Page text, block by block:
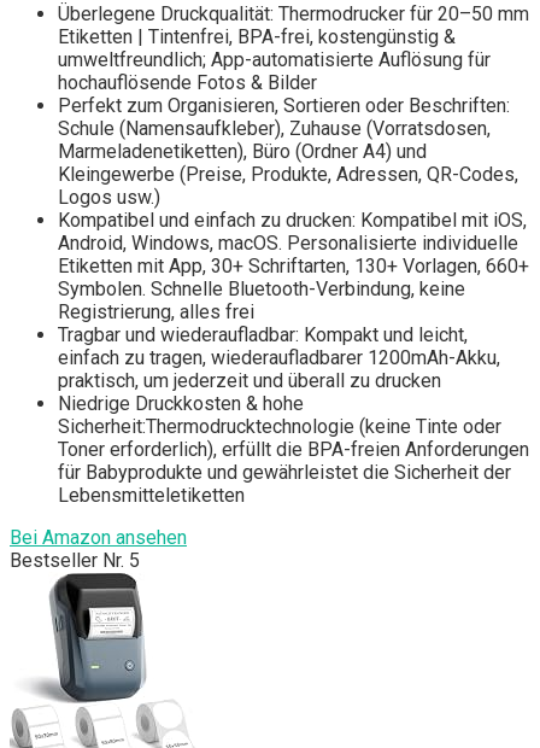
Überlegene Druckqualität: Thermodrucker für 20–50 mm
Etiketten | Tintenfrei, BPA-frei, kostengünstig &
umweltfreundlich; App-automatisierte Auflösung für
hochauflösende Fotos & Bilder
Perfekt zum Organisieren, Sortieren oder Beschriften:
Schule (Namensaufkleber), Zuhause (Vorratsdosen,
Marmeladenetiketten), Büro (Ordner A4) und
Kleingewerbe (Preise, Produkte, Adressen, QR-Codes,
Logos usw.)
Kompatibel und einfach zu drucken: Kompatibel mit iOS,
Android, Windows, macOS. Personalisierte individuelle
Etiketten mit App, 30+ Schriftarten, 130+ Vorlagen, 660+
Symbolen. Schnelle Bluetooth-Verbindung, keine
Registrierung, alles frei
Tragbar und wiederaufladbar: Kompakt und leicht,
einfach zu tragen, wiederaufladbarer 1200mAh-Akku,
praktisch, um jederzeit und überall zu drucken
Niedrige Druckkosten & hohe
Sicherheit:Thermodrucktechnologie (keine Tinte oder
Toner erforderlich), erfüllt die BPA-freien Anforderungen
für Babyprodukte und gewährleistet die Sicherheit der
Lebensmitteletiketten
Bei Amazon ansehen
Bestseller Nr. 5